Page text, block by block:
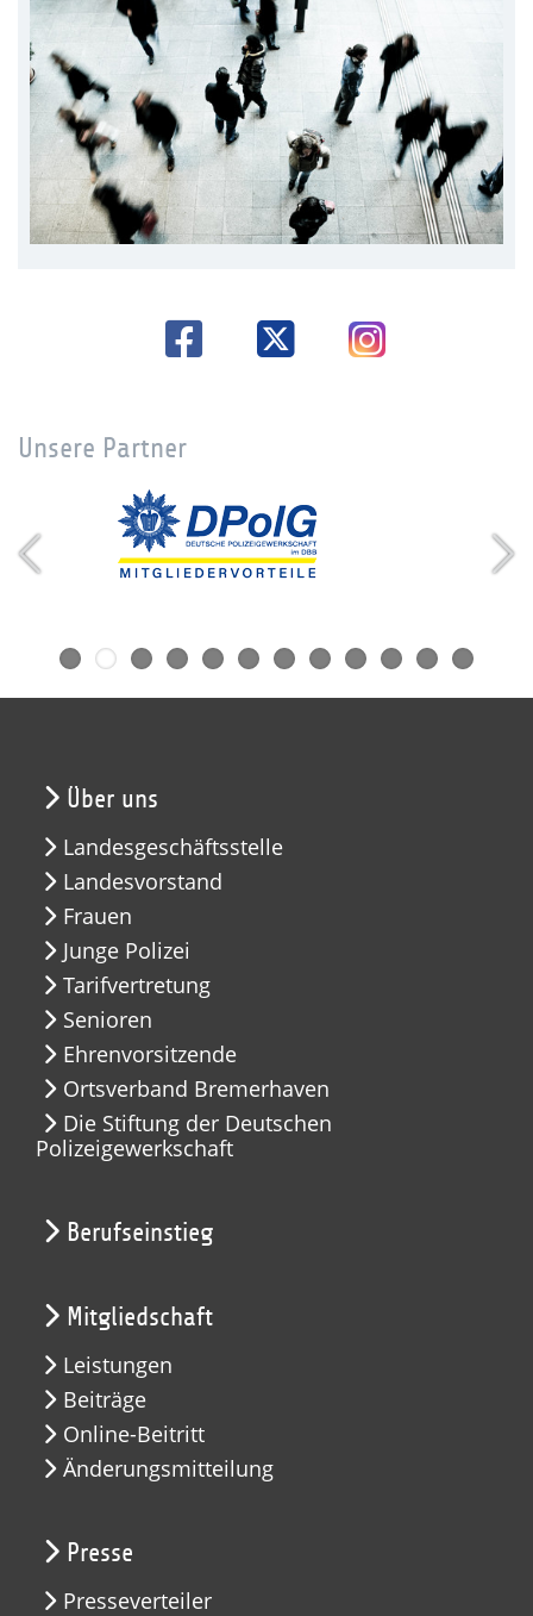
Unsere Partner
Über uns
Landesgeschäftsstelle
Landesvorstand
Frauen
Junge Polizei
Tarifvertretung
Senioren
Ehrenvorsitzende
Ortsverband Bremerhaven
Die Stiftung der Deutschen
Polizeigewerkschaft
Berufseinstieg
Mitgliedschaft
Leistungen
Beiträge
Online-Beitritt
Änderungsmitteilung
Presse
Presseverteiler